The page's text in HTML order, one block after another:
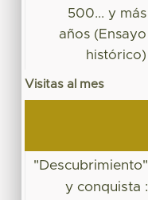
500... y más
años (Ensayo
histórico)
Visitas al mes
"Descubrimiento"
y conquista :